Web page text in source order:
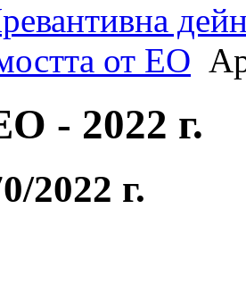
от ЕО
- 2022 г.
2022 г.